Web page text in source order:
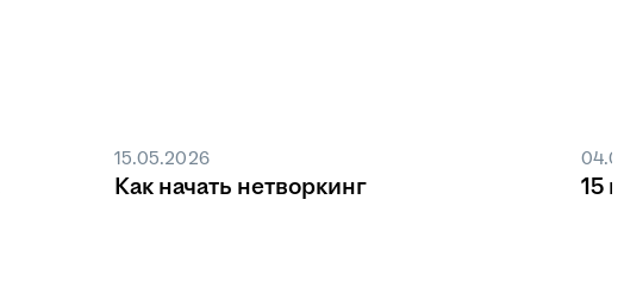
15.05.2026
Как начать нетворкинг 15